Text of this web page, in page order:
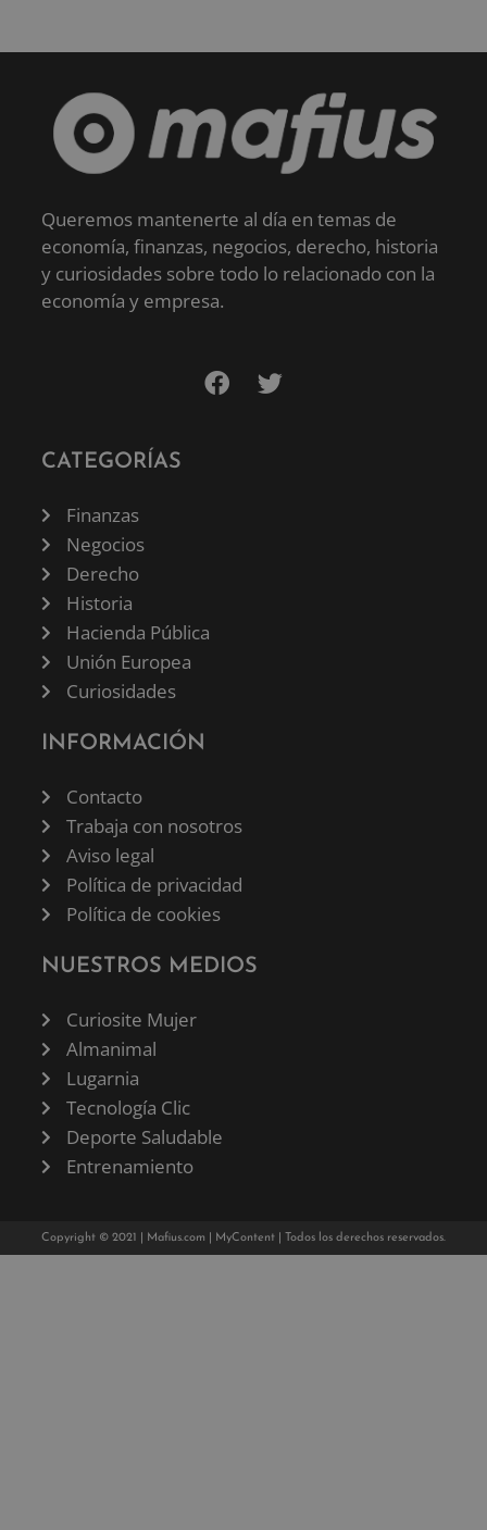
Queremos mantenerte al día en temas de
economía, finanzas, negocios, derecho, historia
y curiosidades sobre todo lo relacionado con la
economía y empresa.
CATEGORÍAS
Finanzas
Negocios
Derecho
Historia
Hacienda Pública
Unión Europea
Curiosidades
INFORMACIÓN
Contacto
Trabaja con nosotros
Aviso legal
Política de privacidad
Política de cookies
NUESTROS MEDIOS
Curiosite Mujer
Almanimal
Lugarnia
Tecnología Clic
Deporte Saludable
Entrenamiento
Copyright © 2021 | Mafius.com MyContent | Todos los derechos reservados.